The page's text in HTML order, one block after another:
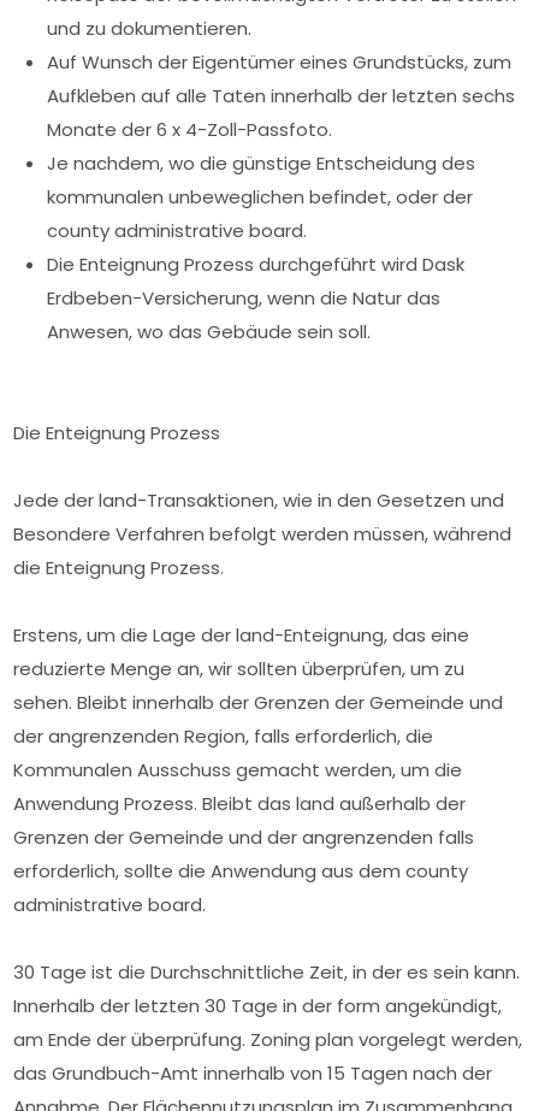
und zu dokumentieren.
Auf Wunsch der Eigentümer eines Grundstücks, zum
Aufkleben auf alle Taten innerhalb der letzten sechs
Monate der 6 x 4-Zoll-Passfoto.
Je nachdem, wo die günstige Entscheidung des
kommunalen unbeweglichen befindet, oder der
county administrative board.
Die Enteignung Prozess durchgeführt wird Dask
Erdbeben-Versicherung, wenn die Natur das
Anwesen, wo das Gebäude sein soll.
Die Enteignung Prozess
Jede der land-Transaktionen, wie in den Gesetzen und
Besondere Verfahren befolgt werden müssen, während
die Enteignung Prozess.
Erstens, um die Lage der land-Enteignung, das eine
reduzierte Menge an, wir sollten überprüfen, um zu
sehen. Bleibt innerhalb der Grenzen der Gemeinde und
der angrenzenden Region, falls erforderlich, die
Kommunalen Ausschuss gemacht werden, um die
Anwendung Prozess. Bleibt das land außerhalb der
Grenzen der Gemeinde und der angrenzenden falls
erforderlich, sollte die Anwendung aus dem county
administrative board.
30 Tage ist die Durchschnittliche Zeit, in der es sein kann.
Innerhalb der letzten 30 Tage in der form angekündigt,
am Ende der überprüfung. Zoning plan vorgelegt werden,
das Grundbuch-Amt innerhalb von 15 Tagen nach der